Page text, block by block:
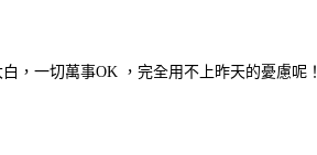
，一切萬事OK ，完全用不上昨天的憂慮呢！